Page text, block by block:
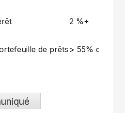
2 %+
de prêts > 55% de